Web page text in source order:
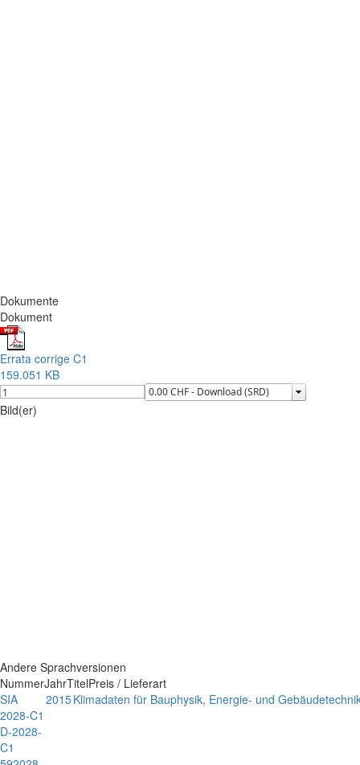
Dokumente
Dokument
Errata corrige C1
159.051 KB
Bild(er)
Andere Sprachversionen
NummerJahrTitelPreis / Lieferart
SIA
2028-C1
D-2028-
C1
2015Klimadaten für Bauphysik, Energie- und